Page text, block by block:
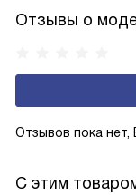
размораживаться
Отзывы о
Отзывов пока
С этим